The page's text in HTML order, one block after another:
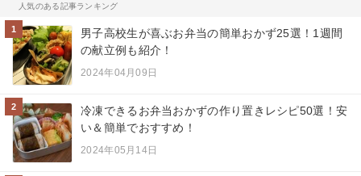
人気のある記事ランキング
1
男子高校生が喜ぶお弁当の簡単おかず25選！1週間
の献立例も紹介！
2024年04月09日
2
冷凍できるお弁当おかずの作り置きレシピ50選！安
い＆簡単でおすすめ！
2024年05月14日